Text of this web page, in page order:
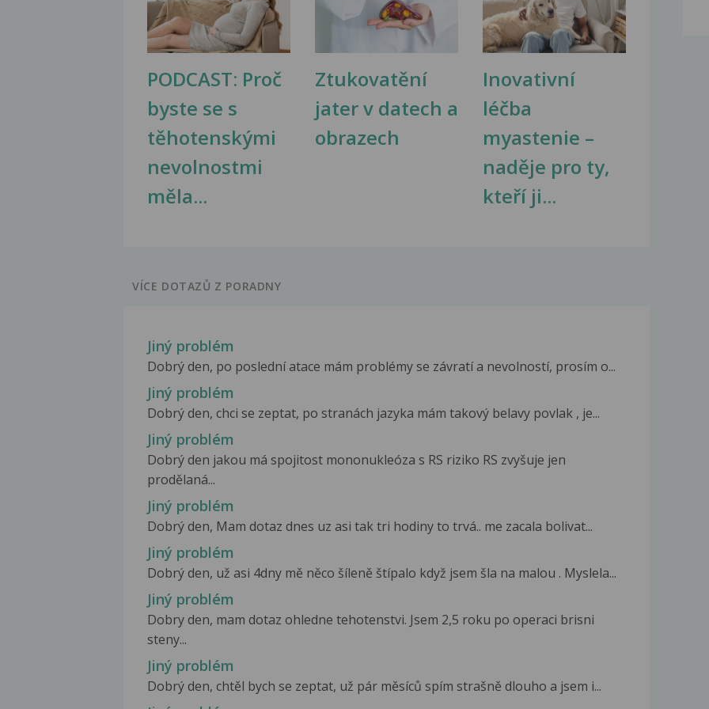
PODCAST: Proč
byste se s
těhotenskými
nevolnostmi
měla...
Ztukovatění
jater v datech a
obrazech
Inovativní
léčba
myastenie –
naděje pro ty,
kteří ji...
VÍCE DOTAZŮ Z PORADNY
Jiný problém
Dobrý den, po poslední atace mám problémy se závratí a nevolností, prosím o...
Jiný problém
Dobrý den, chci se zeptat, po stranách jazyka mám takový belavy povlak , je...
Jiný problém
Dobrý den jakou má spojitost mononukleóza s RS riziko RS zvyšuje jen
prodělaná...
Jiný problém
Dobrý den, Mam dotaz dnes uz asi tak tri hodiny to trvá.. me zacala bolivat...
Jiný problém
Dobrý den, už asi 4dny mě něco šíleně štípalo když jsem šla na malou . Myslela...
Jiný problém
Dobry den, mam dotaz ohledne tehotenstvi. Jsem 2,5 roku po operaci brisni
steny...
Jiný problém
Dobrý den, chtěl bych se zeptat, už pár měsíců spím strašně dlouho a jsem i...